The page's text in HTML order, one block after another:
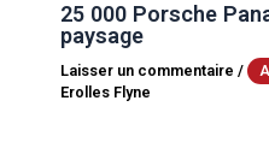
25 000 Porsche
paysage
Laisser un commentaire /
Erolles Flyne